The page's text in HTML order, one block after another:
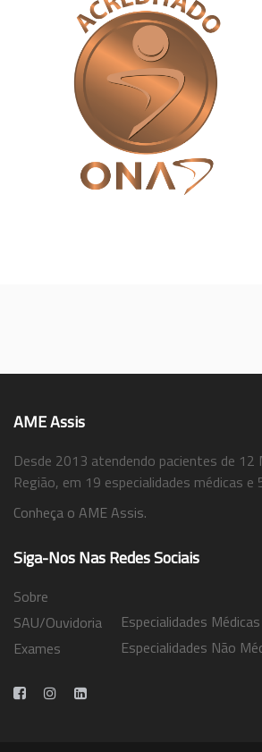
AME Assis
Desde 2013 atendendo pacientes de 12
Região, em 19 especialidades médicas e
Conheça o AME Assis.
Siga-Nos Nas Redes Sociais
Sobre
SAU/Ouvidoria
Exames
Especialidades Médicas
Especialidades Não